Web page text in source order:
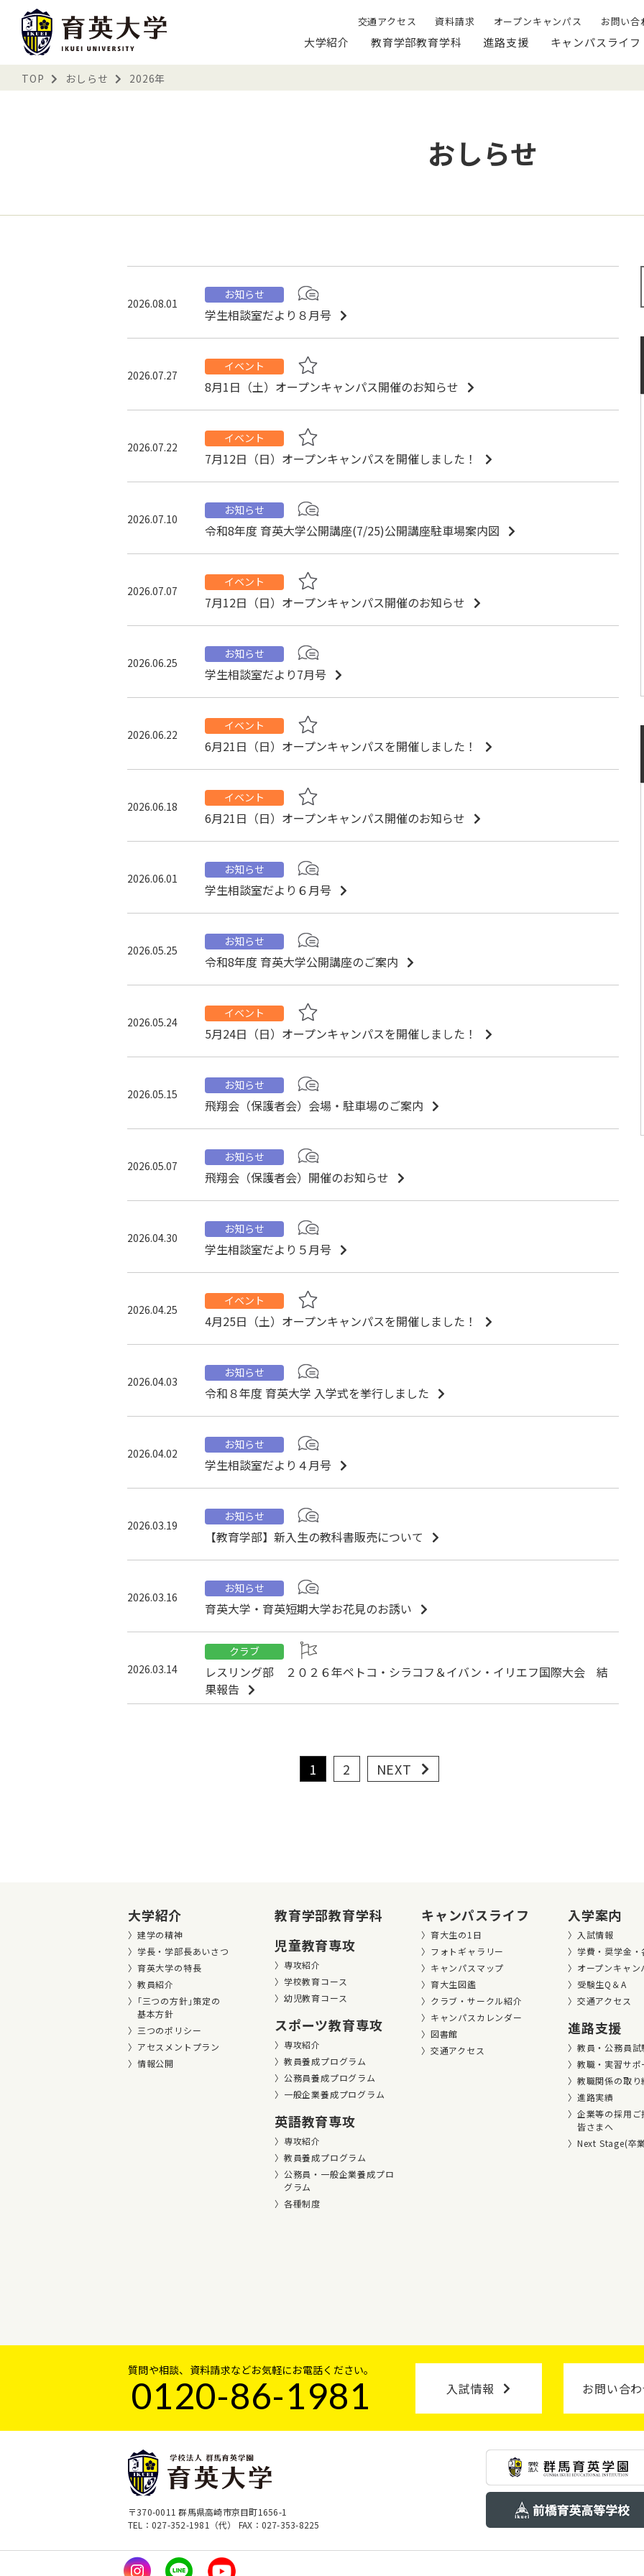
交通アクセス 資料請求 オープンキャンパス お問い合
大学紹介 教育学部教育学科 進路支援 キャンパスライフ
TOP おしらせ 2026年
おしらせ
2026.08.01
お知らせ
学生相談室だより８月号
2026.07.27
イベント
8月1日（土）オープンキャンパス開催のお知らせ
2026.07.22
イベント
7月12日（日）オープンキャンパスを開催しました！
2026.07.10
お知らせ
令和8年度 育英大学公開講座(7/25)公開講座駐車場案内図
2026.07.07
イベント
7月12日（日）オープンキャンパス開催のお知らせ
2026.06.25
お知らせ
学生相談室だより7月号
2026.06.22
イベント
6月21日（日）オープンキャンパスを開催しました！
2026.06.18
イベント
6月21日（日）オープンキャンパス開催のお知らせ
2026.06.01
お知らせ
学生相談室だより６月号
2026.05.25
お知らせ
令和8年度 育英大学公開講座のご案内
2026.05.24
イベント
5月24日（日）オープンキャンパスを開催しました！
2026.05.15
お知らせ
飛翔会（保護者会）会場・駐車場のご案内
2026.05.07
お知らせ
飛翔会（保護者会）開催のお知らせ
2026.04.30
お知らせ
学生相談室だより５月号
2026.04.25
イベント
4月25日（土）オープンキャンパスを開催しました！
2026.04.03
お知らせ
令和８年度 育英大学 入学式を挙行しました
2026.04.02
お知らせ
学生相談室だより４月号
2026.03.19
お知らせ
【教育学部】新入生の教科書販売について
2026.03.16
お知らせ
育英大学・育英短期大学お花見のお誘い
2026.03.14
クラブ
レスリング部 ２０２６年ペトコ・シラコフ＆イバン・イリエフ国際大会 結
果報告
1 2 NEXT
大学紹介
建学の精神
学長・学部長あいさつ
育英大学の特長
教員紹介
｢三つの方針｣策定の
基本方針
三つのポリシー
アセスメントプラン
情報公開
教育学部教育学科
児童教育専攻
専攻紹介
学校教育コース
幼児教育コース
スポーツ教育専攻
専攻紹介
教員養成プログラム
公務員養成プログラム
一般企業養成プログラム
英語教育専攻
専攻紹介
教員養成プログラム
公務員・一般企業養成プロ
グラム
各種制度
キャンパスライフ
育大生の1日
フォトギャラリー
キャンパスマップ
育大生図鑑
クラブ・サークル紹介
キャンパスカレンダー
図書館
交通アクセス
入学案内
入試情報
学費・奨学金
オープンキャン
受験生Q＆A
交通アクセス
進路支援
教員・公務員試
教職・実習サポ
教職関係の取り
進路実績
企業等の採用ご
皆さまへ
Next Stage(卒
質問や相談、資料請求などお気軽にお電話ください。
0120-86-1981 入試情報 お問い合
〒370-0011 群馬県高崎市京目町1656-1
TEL：027-352-1981（代）
FAX：027-353-8225